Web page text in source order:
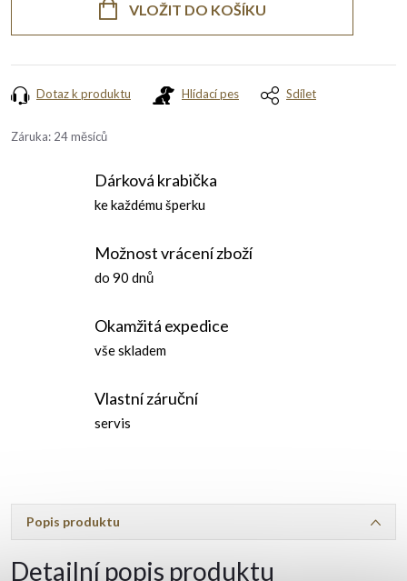
VLOŽIT DO KOŠÍKU
Dotaz k produktu Hlídací pes Sdílet
Záruka: 24 měsíců
Dárková krabička
ke každému šperku
Možnost vrácení zboží
do 90 dnů
Okamžitá expedice
vše skladem
Vlastní záruční
servis
Popis produktu
Detailní popis produktu